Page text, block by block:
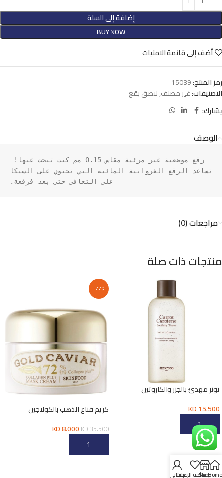
إضافة إلى السلة
BUY NOW
أضف إلى قائمة الامنيات
رمز المنتج:15039
التصنيفات:غير مصنف,لاصق بقع
يشارك:
الوصف
على التعافي حتى بعد فرقعة.
مراجعات (0)
منتجات ذات صلة
تونر مهدئ بالجزر والكاروتين
KD15.500
إضافة إلى السلة
-77%
كريم قناع الذهب بالكولاجين
KD35.500
KD8.000
إضافة إلى السلة
Home
Shop
قائمة الرغبات
حسابي